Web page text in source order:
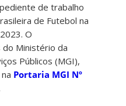
de trabalho
de Futebol na
O
Ministério da
Públicos (MGI),
Portaria MGI Nº